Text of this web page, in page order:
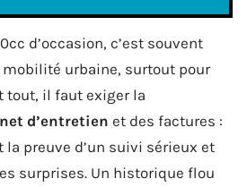
d’occasion, c’est souvent
urbaine, surtout pour
tout, il faut exiger la
d’entretien et des factures :
preuve d’un suivi sérieux et
surprises. Un historique flou